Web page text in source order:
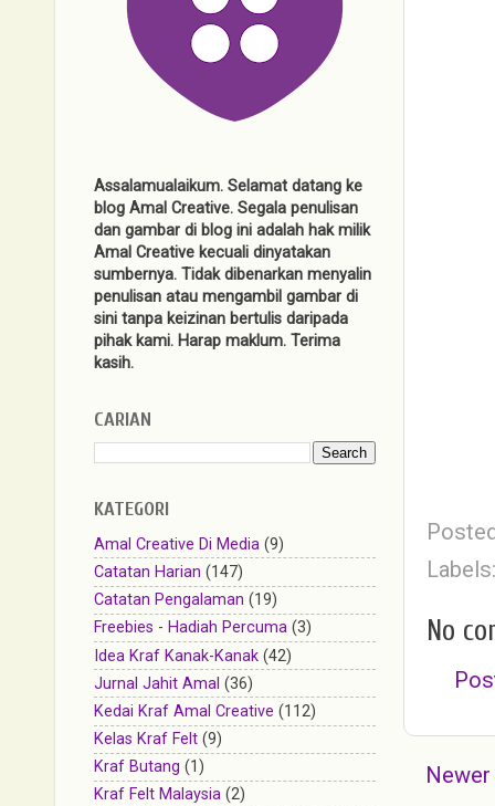
No
Assalamualaikum. Selamat datang ke
blog Amal Creative. Segala penulisan
dan gambar di blog ini adalah hak milik
Amal Creative kecuali dinyatakan
sumbernya. Tidak dibenarkan menyalin
penulisan atau mengambil gambar di
sini tanpa keizinan bertulis daripada
pihak kami. Harap maklum. Terima
kasih.
CARIAN
KATEGORI
Amal Creative Di Media (9)
Catatan Harian (147)
Catatan Pengalaman (19)
Freebies - Hadiah Percuma (3)
Idea Kraf Kanak-Kanak (42)
Jurnal Jahit Amal (36)
Kedai Kraf Amal Creative (112)
Kelas Kraf Felt (9)
Kraf Butang (1)
Kraf Felt Malaysia (2)